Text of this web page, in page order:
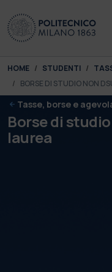
You are here:
HOME STUDENTI
BORSE DI STUDIO NON
Tasse, borse e
Borse di
laurea